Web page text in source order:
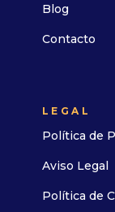
Blog
Contacto
LEGAL
Política de
Aviso Legal
Política de